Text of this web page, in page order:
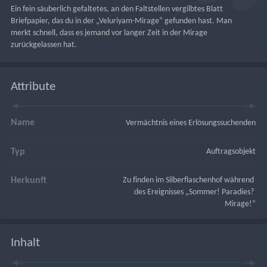
Ein fein säuberlich gefaltetes, an den Faltstellen vergilbtes Blatt
Briefpapier, das du in der „Veluriyam-Mirage“ gefunden hast. Man
merkt schnell, dass es jemand vor langer Zeit in der Mirage
zurückgelassen hat.
Attribute
Name Vermächtnis eines Erlösungssuchenden
Typ Auftragsobjekt
Herkunft
Zu finden im Silberflaschenhof während
des Ereignisses „Sommer! Paradies?
Mirage!“
Inhalt